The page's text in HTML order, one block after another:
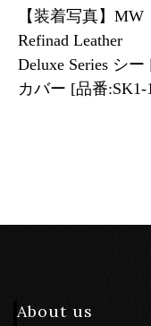
【装着写真】MW
Refinad Leather
Deluxe Series シー
カバー [品番:SK1-
About us